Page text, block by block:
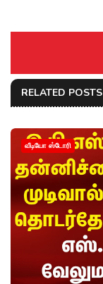
RELATED POSTS
வீடியோ ஸ்டோரி